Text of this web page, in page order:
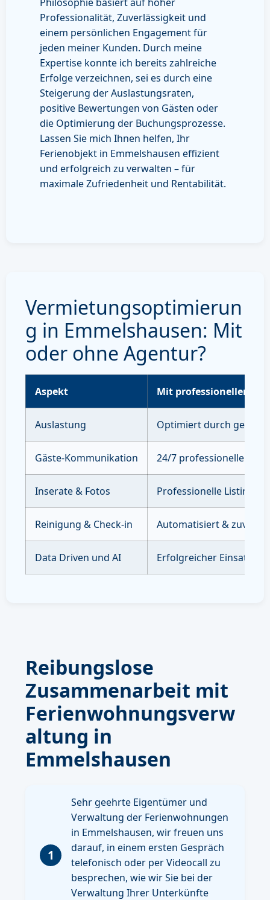
Professionalität, Zuverlässigkeit und
einem persönlichen Engagement für
jeden meiner Kunden. Durch meine
Expertise konnte ich bereits zahlreiche
Erfolge verzeichnen, sei es durch eine
Steigerung der Auslastungsraten,
positive Bewertungen von Gästen oder
die Optimierung der Buchungsprozesse.
Lassen Sie mich Ihnen helfen, Ihr
Ferienobjekt in Emmelshausen effizient
und erfolgreich zu verwalten – für
maximale Zufriedenheit und Rentabilität.
Vermietungsoptimierun
g in Emmelshausen: Mit
oder ohne Agentur?
Aspekt Mit professioneller
Auslastung Optimiert durch
Gäste-Kommunikation 24/7 professioneller
Inserate & Fotos Professionelle Listings
Reinigung & Check-in Automatisiert &
Data Driven und AI Erfolgreicher Einsatz
Reibungslose
Zusammenarbeit mit
Ferienwohnungsverw
altung in
Emmelshausen
1
Sehr geehrte Eigentümer und
Verwaltung der Ferienwohnungen
in Emmelshausen, wir freuen uns
darauf, in einem ersten Gespräch
telefonisch oder per Videocall zu
besprechen, wie wir Sie bei der
Verwaltung Ihrer Unterkünfte